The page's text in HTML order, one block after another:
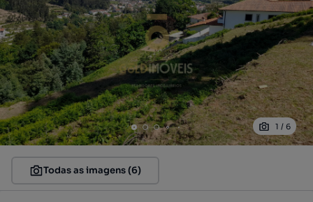
1 / 6
Todas as imagens (6)